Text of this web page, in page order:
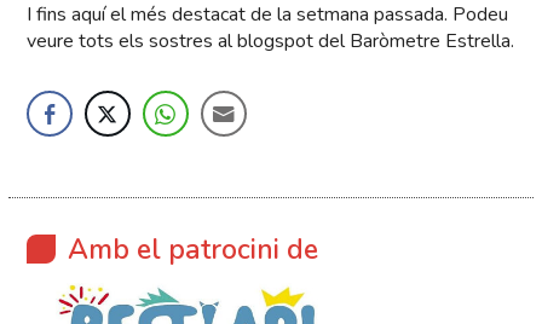
I fins aquí el més destacat de la setmana passada. Podeu
veure tots els sostres al blogspot del Baròmetre Estrella.
Amb el patrocini de